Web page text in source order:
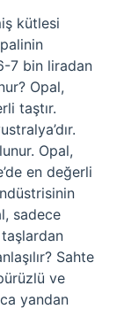
kütlesi
7 bin liradan
Opal,
taştır.
Opal,
en değerli
sadece
taşlardan
Sahte
ve
yandan